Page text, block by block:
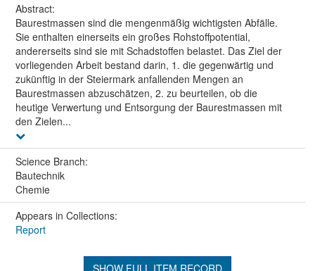
Abstract:
Baurestmassen sind die mengenmäßig wichtigsten Abfälle.
Sie enthalten einerseits ein großes Rohstoffpotential,
andererseits sind sie mit Schadstoffen belastet. Das Ziel der
vorliegenden Arbeit bestand darin, 1. die gegenwärtig und
zukünftig in der Steiermark anfallenden Mengen an
Baurestmassen abzuschätzen, 2. zu beurteilen, ob die
heutige Verwertung und Entsorgung der Baurestmassen mit
den Zielen...
Science Branch:
Bautechnik
Chemie
Appears in Collections:
Report
SHOW FULL ITEM RECORD